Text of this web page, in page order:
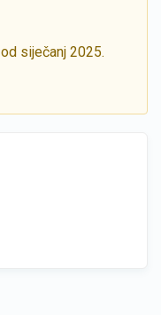
siječanj 2025.